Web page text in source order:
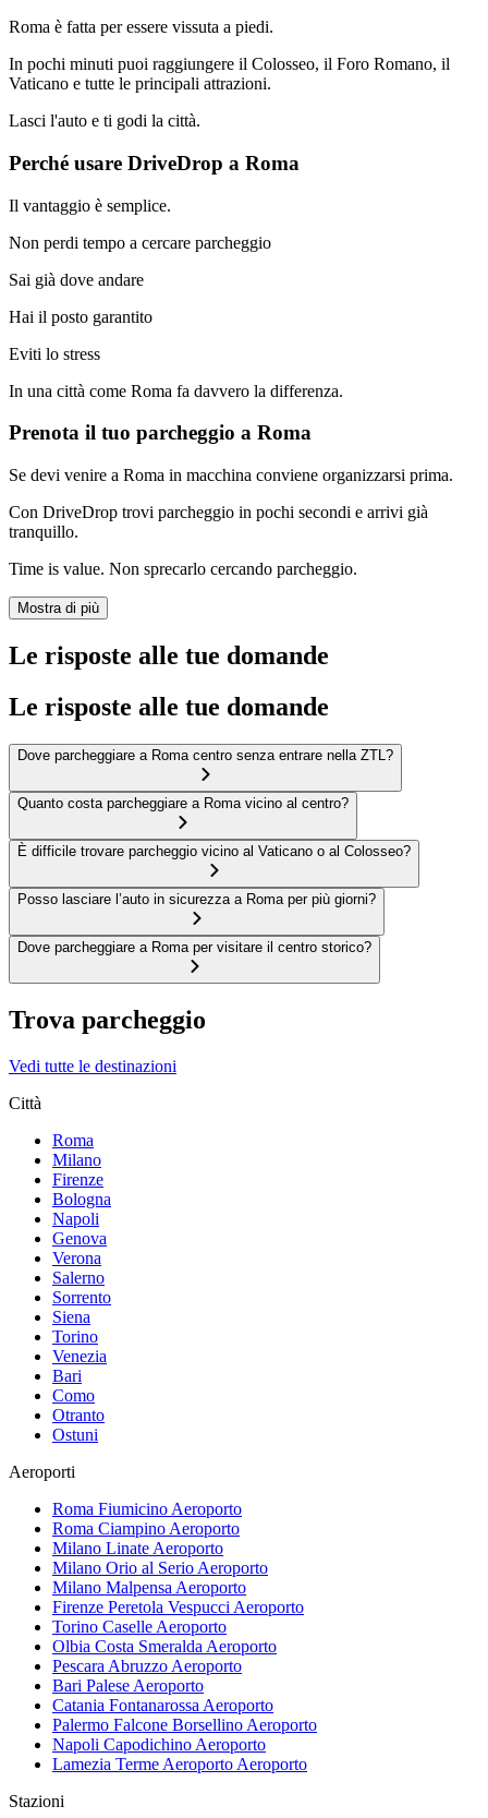
Roma è fatta per essere vissuta a piedi.
In pochi minuti puoi raggiungere il Colosseo, il Foro Romano, il
Vaticano e tutte le principali attrazioni.
Lasci l'auto e ti godi la città.
Perché usare DriveDrop a Roma
Il vantaggio è semplice.
Non perdi tempo a cercare parcheggio
Sai già dove andare
Hai il posto garantito
Eviti lo stress
In una città come Roma fa davvero la differenza.
Prenota il tuo parcheggio a Roma
Se devi venire a Roma in macchina conviene organizzarsi prima.
Con DriveDrop trovi parcheggio in pochi secondi e arrivi già
tranquillo.
Time is value. Non sprecarlo cercando parcheggio.
Mostra di più
Le risposte alle tue domande
Le risposte alle tue domande
Dove parcheggiare a Roma centro senza entrare nella ZTL?
Quanto costa parcheggiare a Roma vicino al centro?
È difficile trovare parcheggio vicino al Vaticano o al Colosseo?
Posso lasciare l’auto in sicurezza a Roma per più giorni?
Dove parcheggiare a Roma per visitare il centro storico?
Trova parcheggio
Vedi tutte le destinazioni
Città
Roma
Milano
Firenze
Bologna
Napoli
Genova
Verona
Salerno
Sorrento
Siena
Torino
Venezia
Bari
Como
Otranto
Ostuni
Aeroporti
Roma Fiumicino Aeroporto
Roma Ciampino Aeroporto
Milano Linate Aeroporto
Milano Orio al Serio Aeroporto
Milano Malpensa Aeroporto
Firenze Peretola Vespucci Aeroporto
Torino Caselle Aeroporto
Olbia Costa Smeralda Aeroporto
Pescara Abruzzo Aeroporto
Bari Palese Aeroporto
Catania Fontanarossa Aeroporto
Palermo Falcone Borsellino Aeroporto
Napoli Capodichino Aeroporto
Lamezia Terme Aeroporto Aeroporto
Stazioni